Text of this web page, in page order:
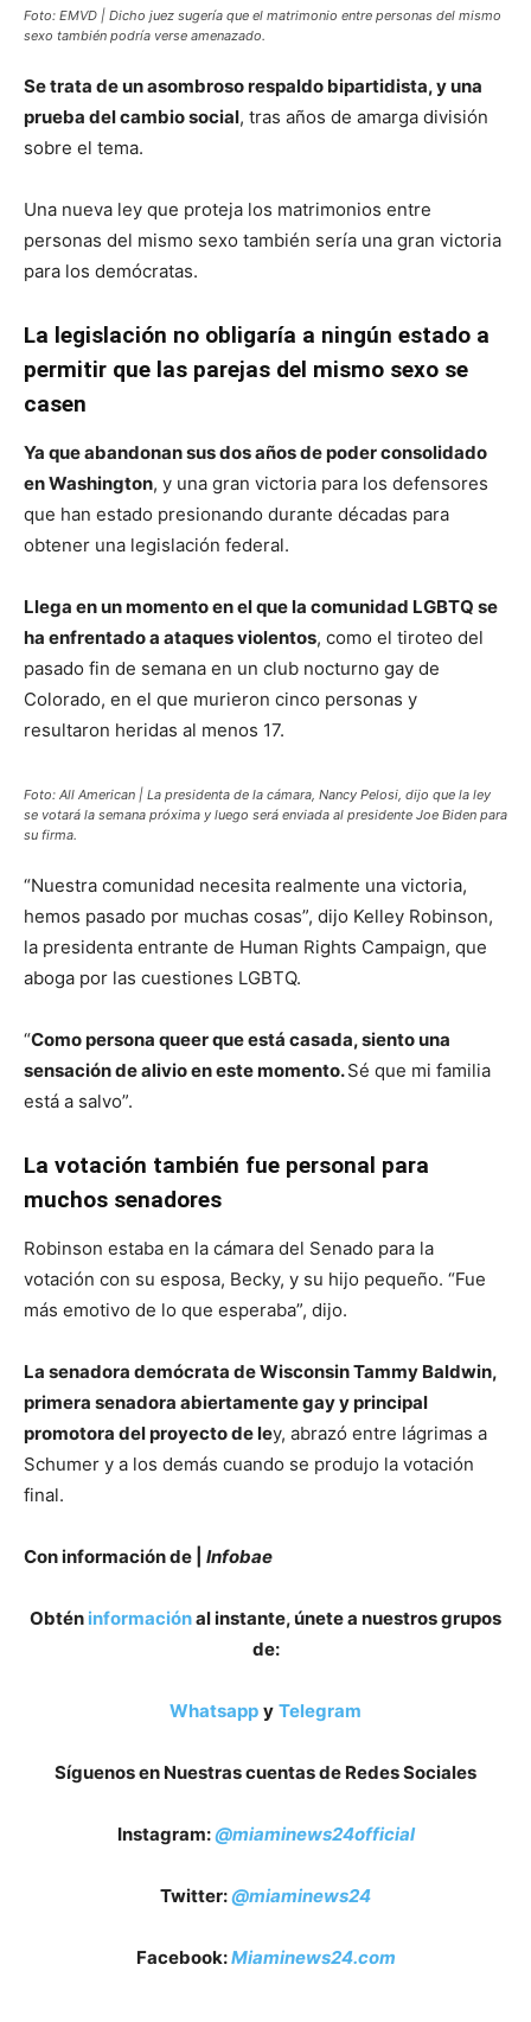
Foto: EMVD | Dicho juez sugería que el matrimonio entre personas del mismo
sexo también podría verse amenazado.
Se trata de un asombroso respaldo bipartidista, y una
prueba del cambio social, tras años de amarga división
sobre el tema.
Una nueva ley que proteja los matrimonios entre
personas del mismo sexo también sería una gran victoria
para los demócratas.
La legislación no obligaría a ningún estado a
permitir que las parejas del mismo sexo se
casen
Ya que abandonan sus dos años de poder consolidado
en Washington, y una gran victoria para los defensores
que han estado presionando durante décadas para
obtener una legislación federal.
Llega en un momento en el que la comunidad LGBTQ se
ha enfrentado a ataques violentos, como el tiroteo del
pasado fin de semana en un club nocturno gay de
Colorado, en el que murieron cinco personas y
resultaron heridas al menos 17.
Foto: All American | La presidenta de la cámara, Nancy Pelosi, dijo que la ley
se votará la semana próxima y luego será enviada al presidente Joe Biden para
su firma.
“Nuestra comunidad necesita realmente una victoria,
hemos pasado por muchas cosas”, dijo Kelley Robinson,
la presidenta entrante de Human Rights Campaign, que
aboga por las cuestiones LGBTQ.
“Como persona queer que está casada, siento una
sensación de alivio en este momento.Sé que mi familia
está a salvo”.
La votación también fue personal para
muchos senadores
Robinson estaba en la cámara del Senado para la
votación con su esposa, Becky, y su hijo pequeño. “Fue
más emotivo de lo que esperaba”, dijo.
La senadora demócrata de Wisconsin Tammy Baldwin,
primera senadora abiertamente gay y principal
promotora del proyecto de ley, abrazó entre lágrimas a
Schumer y a los demás cuando se produjo la votación
final.
Con información de | Infobae
Obtén informaciónal instante, únete a nuestros grupos
de:
Whatsapp y Telegram
Síguenos en Nuestras cuentas de Redes Sociales
Instagram:@miaminews24official
Twitter:@miaminews24
Facebook:Miaminews24.com